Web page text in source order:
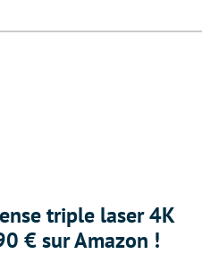
triple laser 4K
€ sur Amazon !